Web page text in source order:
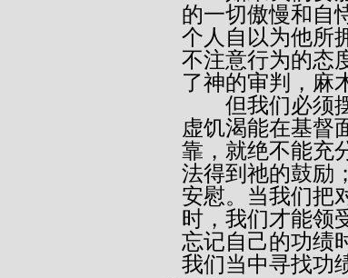
的一切傲慢和自
个人自以为他所
不注意行为的态
了神的审判，麻
虚饥渴能在基督
靠，就绝不能充
法得到祂的鼓励
安慰。当我们把
时，我们才能领
忘记自己的功绩
我们当中寻找功